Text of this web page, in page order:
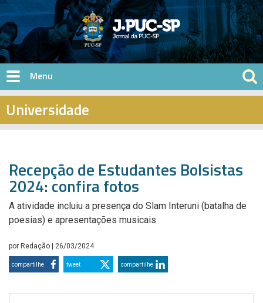
Pular para o conteúdo principal
Universidade
Recepção de Estudantes Bolsistas
2024: confira fotos
A atividade incluiu a presença do Slam Interuni (batalha de
poesias) e apresentações musicais
por Redação | 26/03/2024
compartilhe tweet compartilhe